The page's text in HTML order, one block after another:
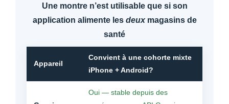
Une montre n’est utilisable que si son
application alimente les deuxmagasins de
santé
Appareil
Convient à une cohorte mixte
iPhone + Android?
Oui — stable depuis des